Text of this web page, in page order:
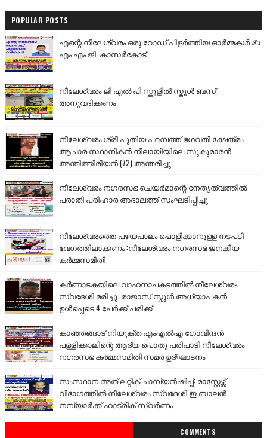
POPULAR POSTS
എന്റെ നീലേശ്വരം:ഒരു റോഡ് പിളർത്തിയ ഓർമ്മകൾ ✍️
എം.എം.ജി. കാസർകോട്
നീലേശ്വരം ജി എൽ പി സ്കൂളിൽ സ്കൂൾ ബസ്
അനുവദിക്കണം
നീലേശ്വരം ശ്രീ പുതിയ പറമ്പത്ത് ഭഗവതി ക്ഷേത്രം
ആചാര സ്ഥാനികൻ നീലായിയിലെ സുകുമാരൻ
അന്തിത്തിരിയൻ (72) അന്തരിച്ചു.
നീലേശ്വരം നഗരസഭ ചെയർമാന്റെ നേതൃത്വത്തിൽ
പരാതി പരിഹാര അദാലത്ത് സംഘടിപ്പിച്ചു
നീലേശ്വരത്തെ പഴയപാലം പൊളിക്കാനുള്ള നടപടി
വേഗത്തിലാക്കണം :നീലേശ്വരം നഗരസഭ ജനകീയ
കർമ്മസമിതി
കർണാടകയിലെ വാഹനാപകടത്തിൽ നീലേശ്വരം
സ്വദേശി മരിച്ചു: രാജാസ് സ്കൂൾ അധ്യാപകൻ
ഉൾപ്പെടെ 4 പേർക്ക് പരിക്ക്
കാഞ്ഞങ്ങാട് നിയുക്ത എംഎൽഎ ഗോവിന്ദൻ
പള്ളിക്കാലിന്റെ ആദ്യ പൊതു പരിപാടി നീലേശ്വരം
നഗരസഭ കർമ്മസമിതി സമര ഉദ്ഘാടനം
സംസ്ഥാന അത് ലറ്റിക് ചാമ്പ്യൻഷിപ്പ്: മാസ്റ്റേഴ്സ്
വിഭാഗത്തിൽ നീലേശ്വരം സ്വദേശി ഇ.ബാലൻ
നമ്പ്യാർക്ക് ഹാട്രിക് സ്വർണം
COMMENTS